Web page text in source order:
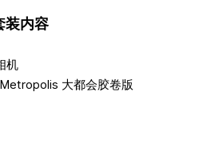
装内容
机
大都会胶卷版